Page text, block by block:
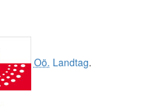
Oö. Landtag.